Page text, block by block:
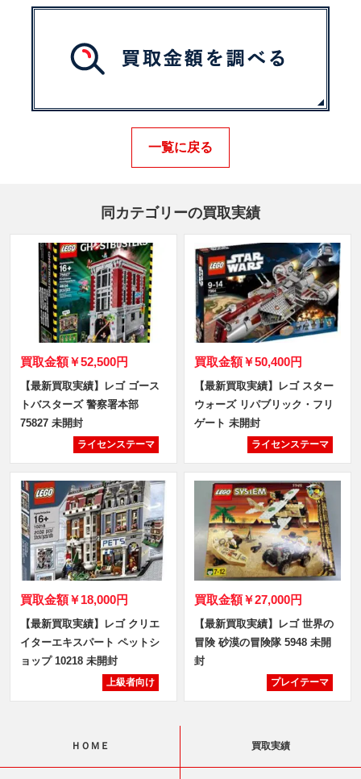
一覧に戻る
同カテゴリーの買取実績
買取金額￥52,500円
【最新買取実績】レゴ ゴース
トバスターズ 警察署本部
75827 未開封
ライセンステーマ
買取金額￥50,400円
【最新買取実績】レゴ スター
ウォーズ リパブリック・フリ
ゲート 未開封
ライセンステーマ
買取金額￥18,000円
【最新買取実績】レゴ クリエ
イターエキスパート ペットシ
ョップ 10218 未開封
上級者向け
買取金額￥27,000円
【最新買取実績】レゴ 世界の
冒険 砂漠の冒険隊 5948 未開
封
プレイテーマ
ＨＯＭＥ 買取実績